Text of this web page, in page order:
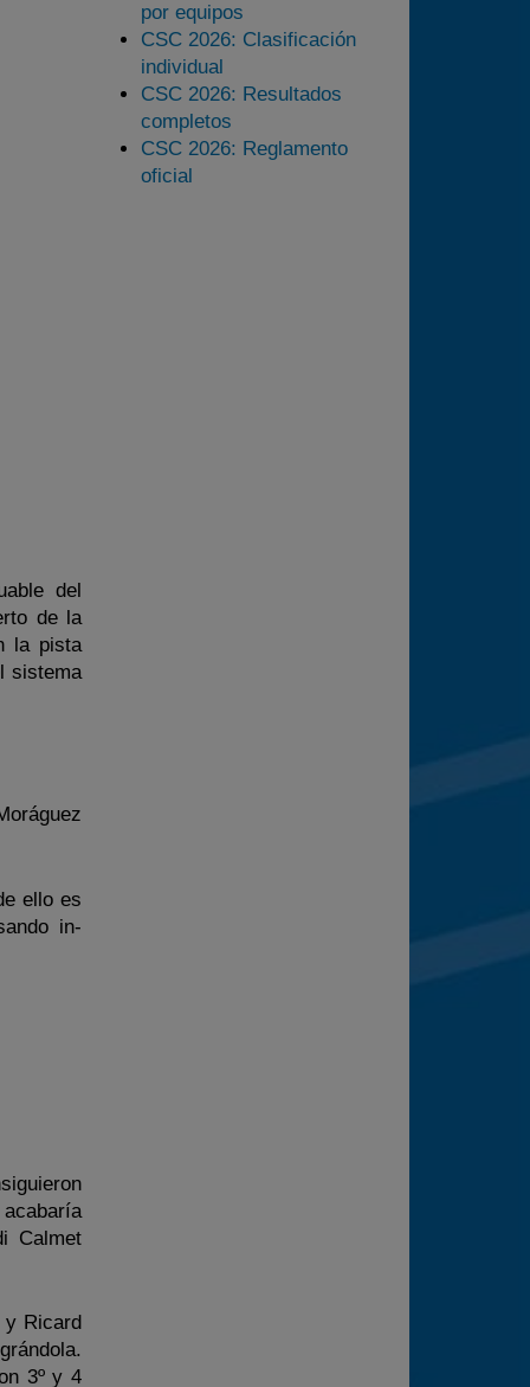
del
de la
la pista
sistema
ello es
in-
Calmet
y Ricard
3º y 4
por equipos
CSC 2026: Clasificación
individual
CSC 2026: Resultados
completos
CSC 2026: Reglamento
oficial